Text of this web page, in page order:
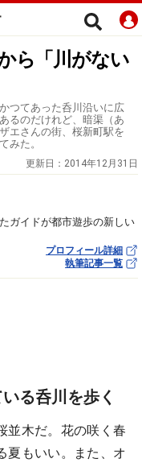
ら「川がない
つてあった呑川沿いに広
るのだけれど、暗渠（あ
エさんの街、桜新町駅を
みた。
更新日： 2014年12月31日
ガイドが都市遊歩の新しい
プロフィール詳細
執筆記事一覧
る呑川を歩く
並木だ。花の咲く春
夏もいい。また、オ